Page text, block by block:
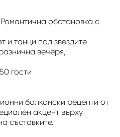
обстановка с
и танци под звездите
вечеря,
гости
балкански рецепти от
акцент върху
съставките.